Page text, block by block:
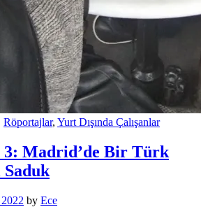
Röportajlar, Yurt Dışında Çalışanlar
3: Madrid’de Bir Türk
Saduk
by Ece